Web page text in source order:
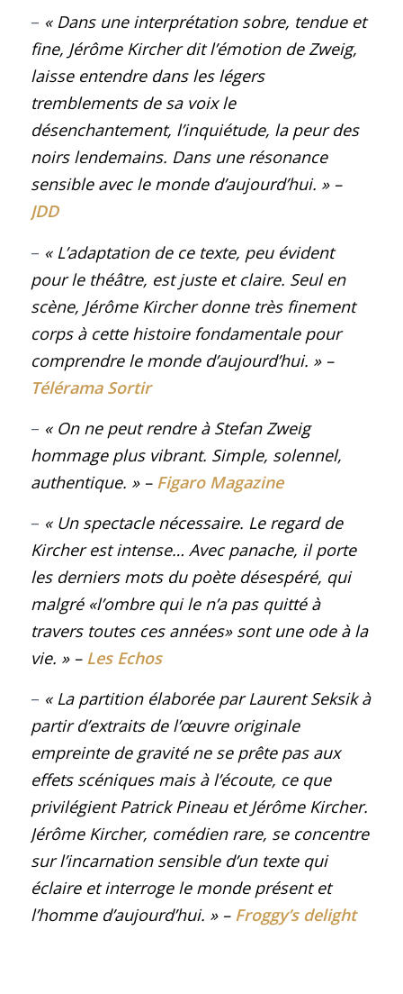
– « Dans une interprétation sobre, tendue et
fine, Jérôme Kircher dit l’émotion de Zweig,
laisse entendre dans les légers
tremblements de sa voix le
désenchantement, l’inquiétude, la peur des
noirs lendemains. Dans une résonance
sensible avec le monde d’aujourd’hui. » –
JDD
– « L’adaptation de ce texte, peu évident
pour le théâtre, est juste et claire. Seul en
scène, Jérôme Kircher donne très finement
corps à cette histoire fondamentale pour
comprendre le monde d’aujourd’hui. » –
Télérama Sortir
– « On ne peut rendre à Stefan Zweig
hommage plus vibrant. Simple, solennel,
authentique. » – Figaro Magazine
– « Un spectacle nécessaire. Le regard de
Kircher est intense… Avec panache, il porte
les derniers mots du poète désespéré, qui
malgré «l’ombre qui le n’a pas quitté à
travers toutes ces années»sont une ode à la
vie. » – Les Echos
– « La partition élaborée par Laurent Seksik à
partir d’extraits de l’œuvre originale
empreinte de gravité ne se prête pas aux
effets scéniques mais à l’écoute, ce que
privilégient Patrick Pineau et Jérôme Kircher.
Jérôme Kircher, comédien rare, se concentre
sur l’incarnation sensible d’un texte qui
éclaire et interroge le monde présent et
l’homme d’aujourd’hui. » – Froggy’s delight